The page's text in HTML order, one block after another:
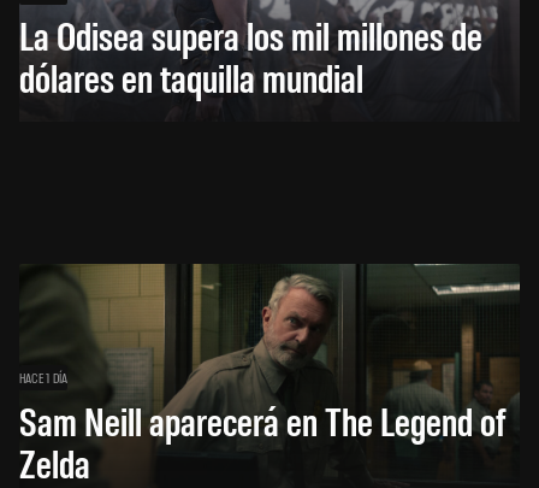
La Odisea supera los mil millones de
dólares en taquilla mundial
HACE 1 DÍA
Sam Neill aparecerá en The Legend of
Zelda